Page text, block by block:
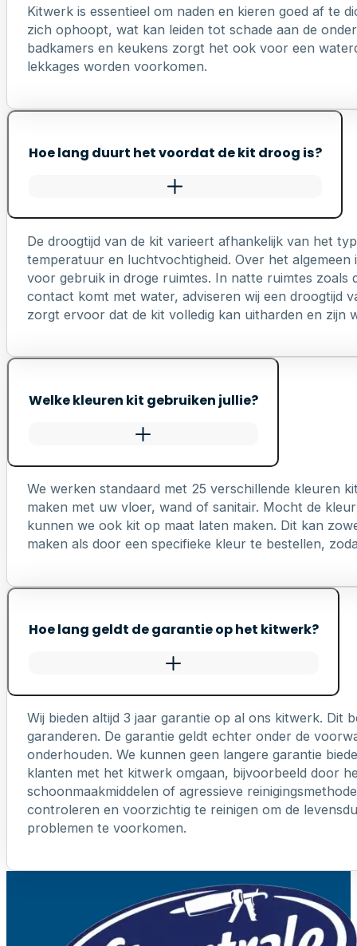
Kitwerk is essentieel om naden en kieren goed af te
zich ophoopt, wat kan leiden tot schade aan de
badkamers en keukens zorgt het ook voor een
lekkages worden voorkomen.
Hoe lang duurt het voordat de kit droog is?
De droogtijd van de kit varieert afhankelijk van het
temperatuur en luchtvochtigheid. Over het
voor gebruik in droge ruimtes. In natte ruimtes zoals
contact komt met water, adviseren wij een droogtijd
zorgt ervoor dat de kit volledig kan uitharden en zijn
Welke kleuren kit gebruiken jullie?
We werken standaard met 25 verschillende kleuren
maken met uw vloer, wand of sanitair. Mocht de
kunnen we ook kit op maat laten maken. Dit kan
maken als door een specifieke kleur te bestellen,
Hoe lang geldt de garantie op het kitwerk?
Wij bieden altijd 3 jaar garantie op al ons kitwerk. Dit
garanderen. De garantie geldt echter onder de
onderhouden. We kunnen geen langere garantie
klanten met het kitwerk omgaan, bijvoorbeeld door
schoonmaakmiddelen of agressieve
controleren en voorzichtig te reinigen om de
problemen te voorkomen.